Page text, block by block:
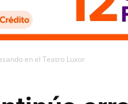
en el Teatro Luxor